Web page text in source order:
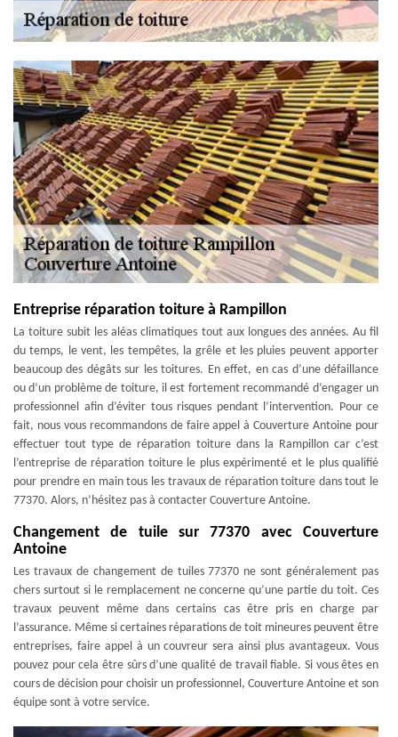
Entreprise réparation toiture à Rampillon
La toiture subit les aléas climatiques tout aux longues des années. Au fil
du temps, le vent, les tempêtes, la grêle et les pluies peuvent apporter
beaucoup des dégâts sur les toitures. En effet, en cas d’une défaillance
ou d’un problème de toiture, il est fortement recommandé d’engager un
professionnel afin d’éviter tous risques pendant l’intervention. Pour ce
fait, nous vous recommandons de faire appel à Couverture Antoine pour
effectuer tout type de réparation toiture dans la Rampillon car c’est
l’entreprise de réparation toiture le plus expérimenté et le plus qualifié
pour prendre en main tous les travaux de réparation toiture dans tout le
77370. Alors, n’hésitez pas à contacter Couverture Antoine.
Changement de tuile sur 77370 avec Couverture
Antoine
Les travaux de changement de tuiles 77370 ne sont généralement pas
chers surtout si le remplacement ne concerne qu’une partie du toit. Ces
travaux peuvent même dans certains cas être pris en charge par
l’assurance. Même si certaines réparations de toit mineures peuvent être
entreprises, faire appel à un couvreur sera ainsi plus avantageux. Vous
pouvez pour cela être sûrs d’une qualité de travail fiable. Si vous êtes en
cours de décision pour choisir un professionnel, Couverture Antoine et son
équipe sont à votre service.